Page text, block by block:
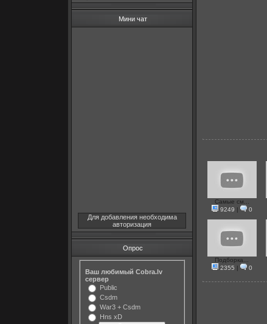
Мини чат
Для добавления необходима
авторизация
Опрос
Ваш любимый Cobra.lv
сервер
Public
Csdm
War3 + Csdm
Hns xD
Самые см...
9249 | 0
Подборка...
2355 | 0